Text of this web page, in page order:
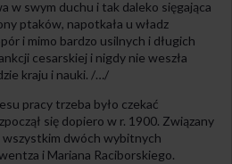
w swym duchu i tak daleko sięgająca
ptaków, napotkała u władz
i mimo bardzo usilnych i długich
cesarskiej i nigdy nie weszła
kraju i nauki. /…/
pracy trzeba było czekać
się dopiero w r. 1900. Związany
wszystkim dwóch wybitnych
i Mariana Raciborskiego.